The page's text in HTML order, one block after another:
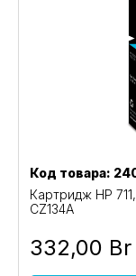
Код товара:
Картридж HP
CZ134A
332,00 Br